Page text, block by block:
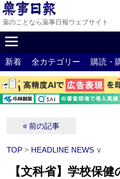
薬のことなら薬事日報ウェブサイト
新着 全カテゴリー 購読・
« 前の記事
TOP > HEADLINE NEWS ∨
【文科省】学校保